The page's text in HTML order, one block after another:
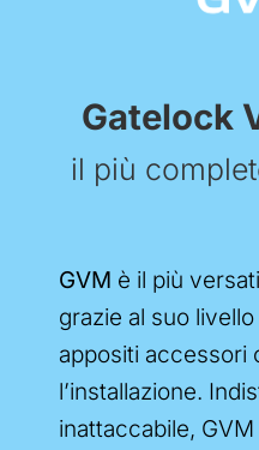
Gatelock
il più
GVM è il più
grazie al suo
appositi accessori
l’installazione.
inattaccabile,